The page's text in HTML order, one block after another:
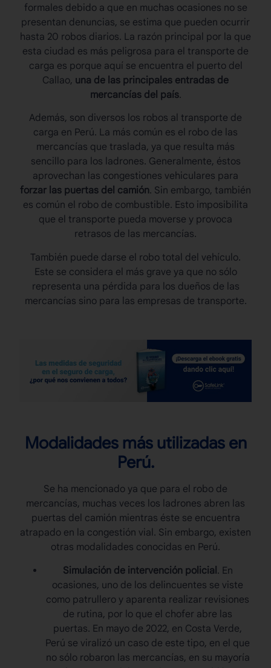
formales debido a que en muchas ocasiones no se
presentan denuncias, se estima que pueden ocurrir
hasta 20 robos diarios. La razón principal por la que
esta ciudad es más peligrosa para el transporte de
carga es porque aquí se encuentra el puerto del
Callao, una de las principales entradas de
mercancías del país.
Además, son diversos los robos al transporte de
carga en Perú. La más común es el robo de las
mercancías que traslada, ya que resulta más
sencillo para los ladrones. Generalmente, éstos
aprovechan las congestiones vehiculares para
forzar las puertas del camión. Sin embargo, también
es común el robo de combustible. Esto imposibilita
que el transporte pueda moverse y provoca
retrasos de las mercancías.
También puede darse el robo total del vehículo.
Este se considera el más grave ya que no sólo
representa una pérdida para los dueños de las
mercancías sino para las empresas de transporte.
Modalidades más utilizadas en
Perú.
Se ha mencionado ya que para el robo de
mercancías, muchas veces los ladrones abren las
puertas del camión mientras éste se encuentra
atrapado en la congestión vial. Sin embargo, existen
otras modalidades conocidas en Perú.
Simulación de intervención policial . En
ocasiones, uno de los delincuentes se viste
como patrullero y aparenta realizar revisiones
de rutina, por lo que el chofer abre las
puertas. En mayo de 2022, en Costa Verde,
Perú se viralizó un caso de este tipo, en el que
no sólo robaron las mercancías, en su mayoría